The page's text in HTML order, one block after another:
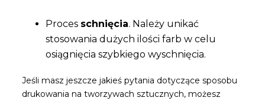
Proces schnięcia. Należy unikać
stosowania dużych ilości farb w celu
osiągnięcia szybkiego wyschnięcia.
Jeśli masz jeszcze jakieś pytania dotyczące sposobu
drukowania na tworzywach sztucznych, możesz